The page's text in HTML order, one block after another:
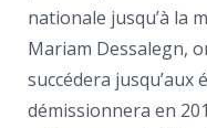
nationale jusqu’à la
Mariam Dessalegn,
succédera jusqu’aux
démissionnera en